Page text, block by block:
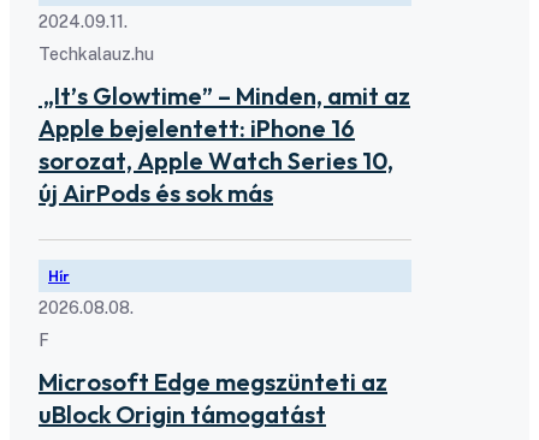
2024.09.11.
Techkalauz.hu
„It’s Glowtime” – Minden, amit az
Apple bejelentett: iPhone 16
sorozat, Apple Watch Series 10,
új AirPods és sok más
Hír
2026.08.08.
F
Microsoft Edge megszünteti az
uBlock Origin támogatást